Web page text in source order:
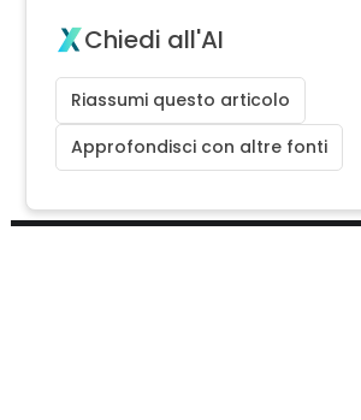
Chiedi all'AI
Riassumi questo articolo
Approfondisci con altre fonti